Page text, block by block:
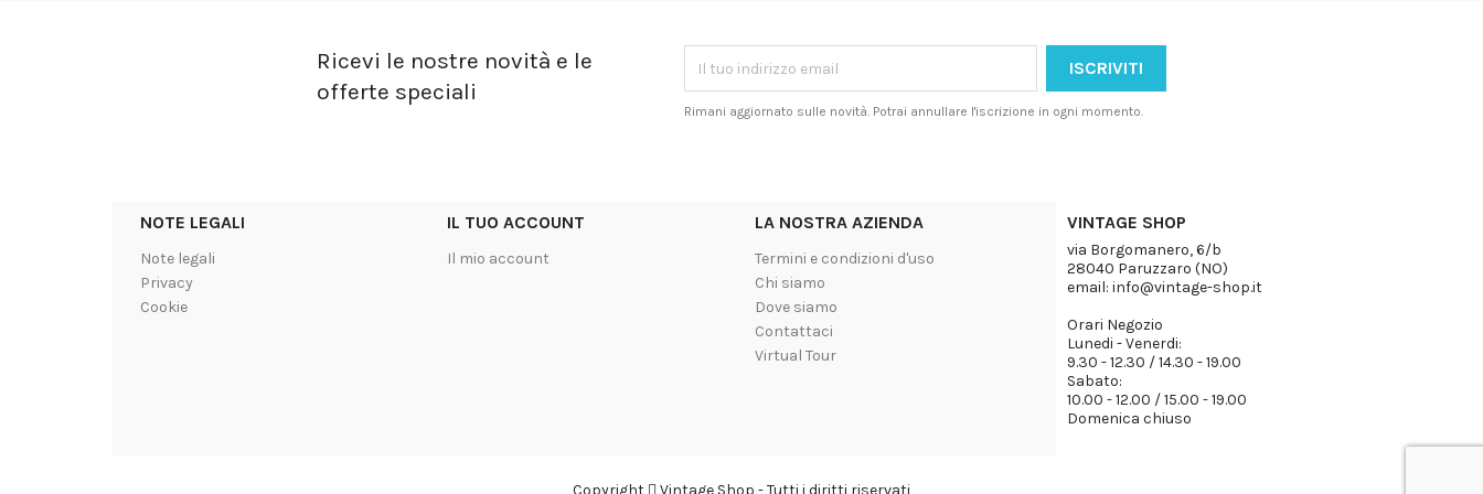
Ricevi le nostre novità e le
offerte speciali
Rimani aggiornato sulle novità. Potrai annullare l'iscrizione in ogni momento.
NOTE LEGALI
Note legali
Privacy
Cookie
IL TUO ACCOUNT
Il mio account
LA NOSTRA AZIENDA
Termini e condizioni d'uso
Chi siamo
Dove siamo
Contattaci
Virtual Tour
VINTAGE SHOP
via Borgomanero, 6/b
28040 Paruzzaro (NO)
email: info@vintage-shop.it
Orari Negozio
Lunedi - Venerdi:
9.30 - 12.30 / 14.30 - 19.00
Sabato:
10.00 - 12.00 / 15.00 - 19.00
Domenica chiuso